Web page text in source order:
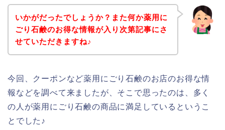
いかがだったでしょうか？また何か薬用に
ごり石鹸のお得な情報が入り次第記事にさ
せていただきますね♪
今回、クーポンなど薬用にごり石鹸のお店のお得な情
報などを調べて来ましたが、そこで思ったのは、多く
の人が薬用にごり石鹸の商品に満足しているというこ
とでした♪